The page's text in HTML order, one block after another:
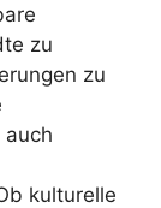
zu
zu
kulturelle